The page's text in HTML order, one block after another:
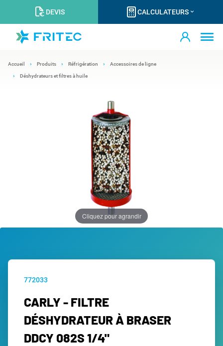
DEVIS CALCULATEURS
Accueil Produits Réfrigération Accessoires de ligne
Déshydrateurs et filtres à huile
Cliquez pour agrandir
772033
CARLY - FILTRE
DÉSHYDRATEUR À BRASER
DDCY 082S 1/4"